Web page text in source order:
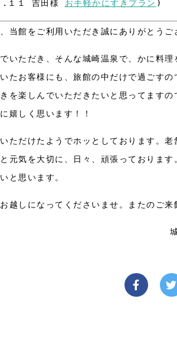
.１１ 吉田様 お手軽かにすきプラン )
当館をご利用いただき誠にありがとうご
いただき、そんな城崎温泉で、かに料
たお客様にも、旅館の中だけで過ごす
を楽しんでいただきたいと思ってます
嬉しく思います！！
ただけたようでホッとしております。
元気を大切に、日々、頑張っておりま
と思います。
越しになってくださいませ。またのご来